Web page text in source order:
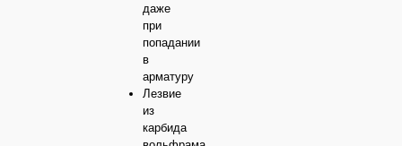
даже
при
попадании
в
арматуру
Лезвие
из
карбида